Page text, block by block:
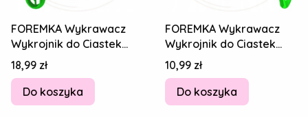
FOREMKA Wykrawacz
Wykrojnik do Ciastek
Pierników DINOZAUR
Pterodaktyl 14cm
Cena
18,99 zł
Do koszyka
FOREMKA Wykrawacz
Wykrojnik do Ciastek
Pierników DINOZAUR
Pterodaktyl 14cm
Cena
10,99 zł
Do koszyka